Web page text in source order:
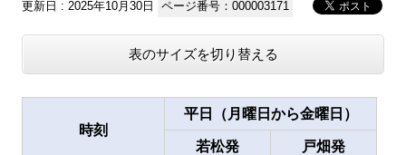
更新日 : 2025年10月30日 ページ番号：000003171
表のサイズを切り替える
時刻
平日（月曜日から金曜日）
若松発 戸畑発